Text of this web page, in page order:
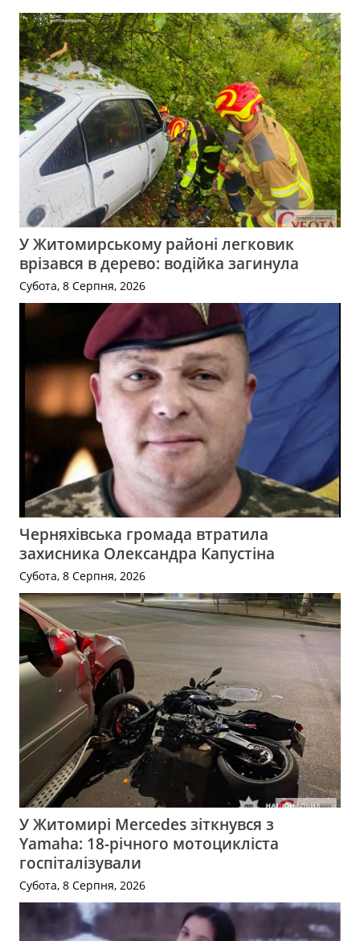
У Житомирському районі легковик
врізався в дерево: водійка загинула
Субота, 8 Серпня, 2026
Черняхівська громада втратила
захисника Олександра Капустіна
Субота, 8 Серпня, 2026
У Житомирі Mercedes зіткнувся з
Yamaha: 18-річного мотоцикліста
госпіталізували
Субота, 8 Серпня, 2026